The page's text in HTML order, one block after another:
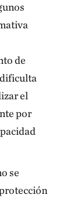
de
el
por
se